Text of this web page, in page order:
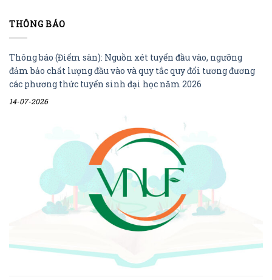
THÔNG BÁO
Thông báo (Điểm sàn): Nguồn xét tuyển đầu vào, ngưỡng
đảm bảo chất lượng đầu vào và quy tắc quy đổi tương đương
các phương thức tuyển sinh đại học năm 2026
14-07-2026